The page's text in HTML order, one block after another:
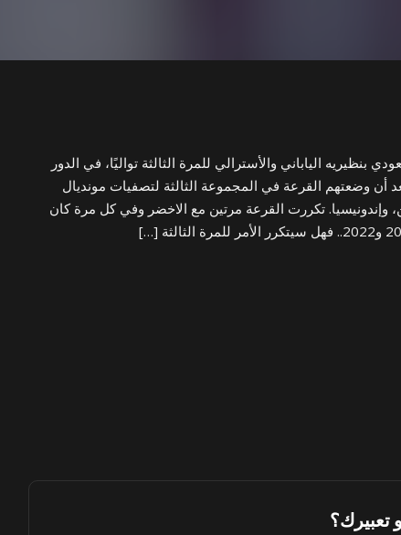
الياباني والأسترالي للمرة الثالثة تواليًا، في الدور
أن وضعتهم القرعة في المجموعة الثالثة لتصفيات مونديال
وإندونيسيا. تكررت القرعة مرتين مع الاخضر وفي كل مرة كان
تعبيرك؟